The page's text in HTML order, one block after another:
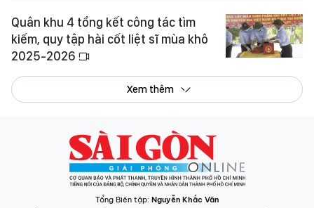
Quân khu 4 tổng kết công tác tìm
kiếm, quy tập hài cốt liệt sĩ mùa khô
2025-2026
Xem thêm
Tổng Biên tập: Nguyễn Khắc Văn